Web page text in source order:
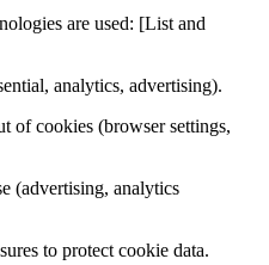
are used: [List and
analytics, advertising).
of cookies (browser settings,
(advertising, analytics
to protect cookie data.